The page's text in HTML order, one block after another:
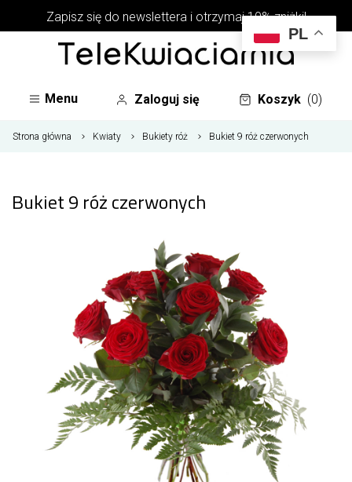
Zapisz się do newslettera i otrzymaj 10% zniżki!
Menu Zaloguj się Koszyk (0)
Strona główna Kwiaty Bukiety róż Bukiet 9 róż czerwonych
Bukiet 9 róż czerwonych
PL